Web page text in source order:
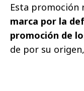
Esta promoción
marca por la
promoción de
de por su